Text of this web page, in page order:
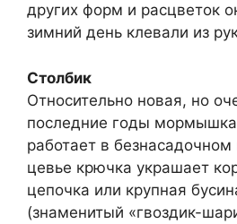
других форм и расцветок
зимний день клевали из
Столбик
Относительно новая, но
последние годы
работает в безнасадочном
цевье крючка украшает
цепочка или крупная
(знаменитый «гвоздик-